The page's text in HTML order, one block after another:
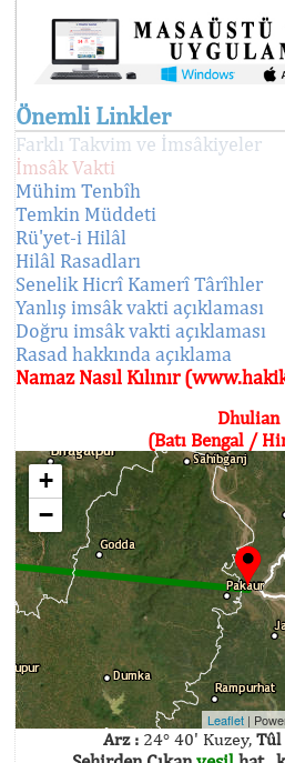
Önemli Linkler
Farklı Takvim ve İmsâkiyeler
İmsâk Vakti
Mühim Tenbîh
Temkin Müddeti
Rü'yet-i Hilâl
Hilâl Rasadları
Senelik Hicrî Kamerî Târîhler
Yanlış imsâk vakti açıklaması
Doğru imsâk vakti açıklaması
Rasad hakkında açıklama
Namaz Nasıl Kılınır
Dhulian
(Batı Bengal /
+
−
Leaflet |
Arz :24° 40' Kuzey, Tûl